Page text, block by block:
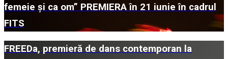
femeie și ca om” PREMIERA în 21 iunie în cadrul
FITS
FREEDa, premieră de dans contemporan la